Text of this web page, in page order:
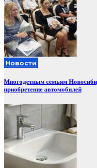
Новости
Многодетным семьям
приобретение автомобилей